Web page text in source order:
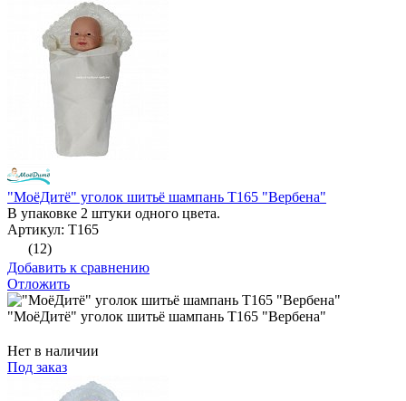
"МоёДитё" уголок шитьё шампань Т165 "Вербена"
В упаковке 2 штуки одного цвета.
Артикул: Т165
(12)
Добавить к сравнению
Отложить
"МоёДитё" уголок шитьё шампань Т165 "Вербена"
Нет в наличии
Под заказ